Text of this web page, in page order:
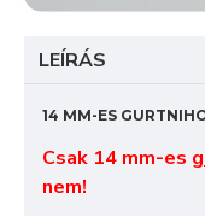
LEÍRÁS
14 MM-ES
Csak 14 mm-es
nem!